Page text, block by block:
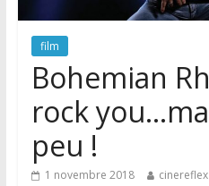
film
Bohemian
rock
peu !
1 novembre 2018 cinereflex